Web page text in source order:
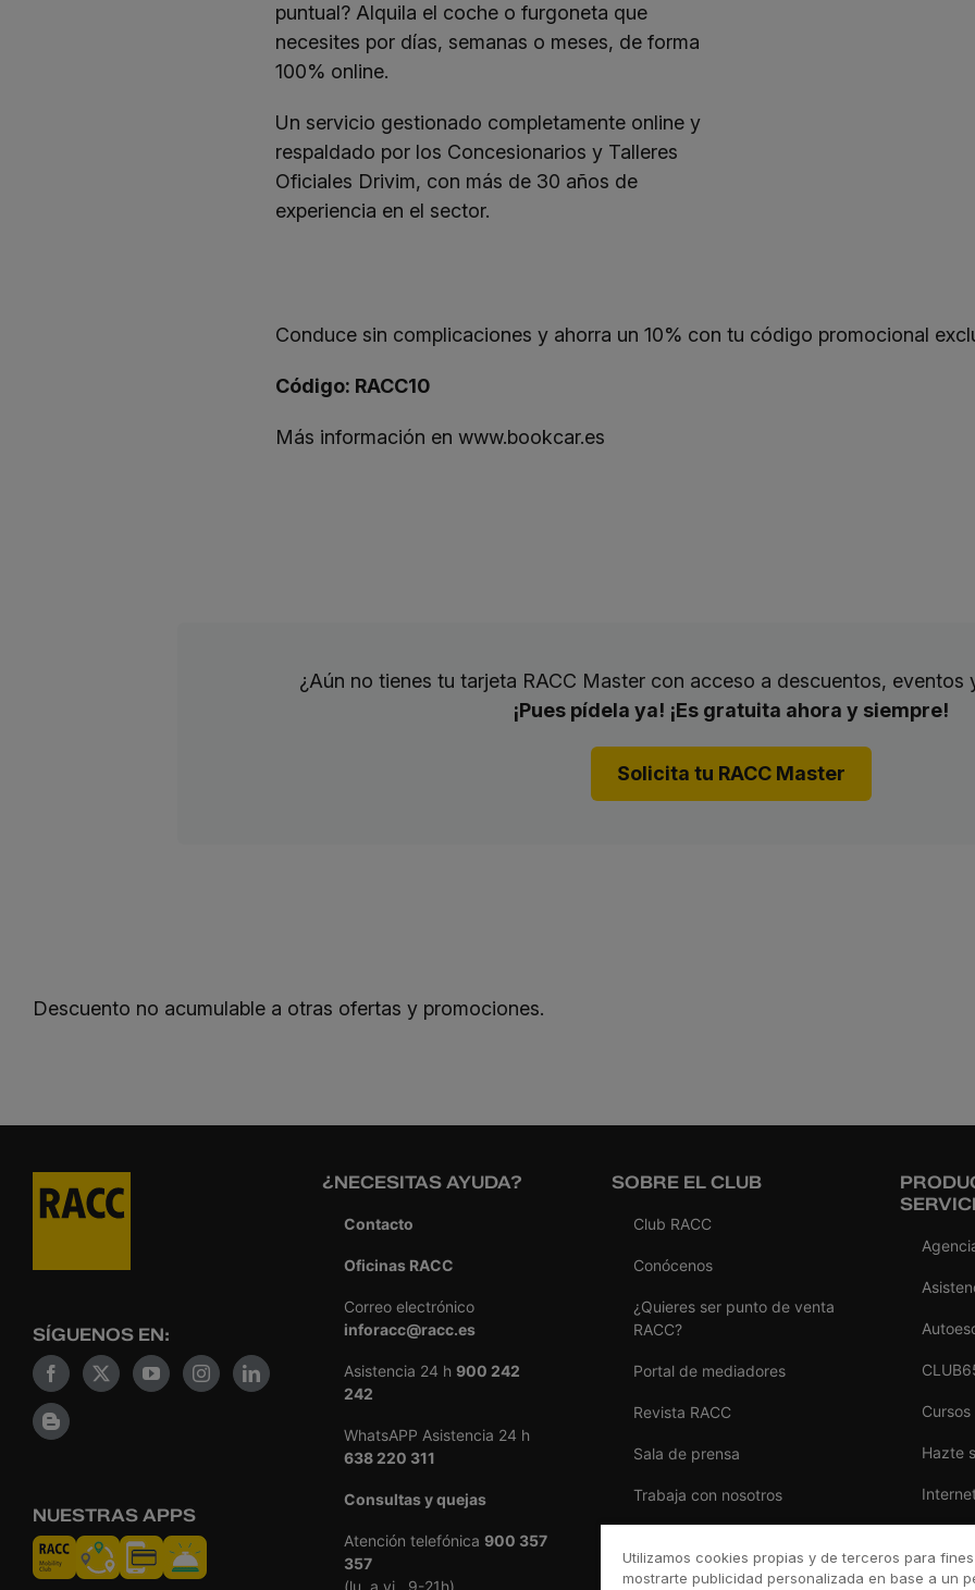
puntual? Alquila el coche o furgoneta que
necesites por días, semanas o meses, de forma
100% online.
Un servicio gestionado completamente onliney
respaldado por los Concesionarios y Talleres
Oficiales Drivim, con más de 30 años de
experiencia en el sector.
Conduce sin complicaciones y ahorra un 10% con tu código promocional
Código: RACC10
Más información en www.bookcar.es
¿Aún no tienes tu tarjeta RACC Master con acceso a descuentos, eventos
¡Pues pídela ya! ¡Es gratuita ahora y siempre!
Solicita tu RACC Master
Descuento no acumulable a otras ofertas y promociones.
SÍGUENOS EN:
NUESTRAS APPS
¿NECESITAS AYUDA?
Contacto
Oficinas RACC
Correo electrónico
inforacc@racc.es
Asistencia 24 h 900 242
242
WhatsAPP Asistencia 24 h
638 220 311
Consultas y quejas
Atención telefónica 900 357
357
(lu. a vi., 9-21h)
SOBRE EL CLUB
Club RACC
Conócenos
¿Quieres ser punto de venta
RACC?
Portal de mediadores
Revista RACC
Sala de prensa
Trabaja con nosotros
Hazte
Utilizamos cookies propias y de terceros para
mostrarte publicidad personalizada en base a un